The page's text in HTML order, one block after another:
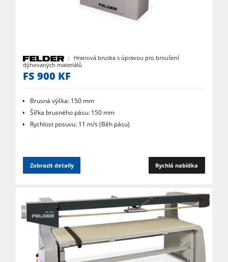
Kartáčovací stroje a kartáčové brusky
Kolíkovačky a dlabačky
Velkoplošné pily
Dýhovací lisy & Vakuové lisy
Filtrační a odprašovací jednotky
Podavače
Dílenské vybavení
Software F4Solutions
Hranová bruska s úpravou pro broušení
dýhovaných materiálů
FS 900 KF
Brusná výška: 150 mm
Šířka brusného pásu: 150 mm
Rychlost posuvu: 11 m/s (Běh pásu)
Zobrazit detaily Rychlá nabídka